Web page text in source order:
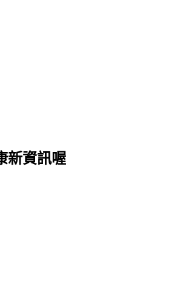
新資訊喔